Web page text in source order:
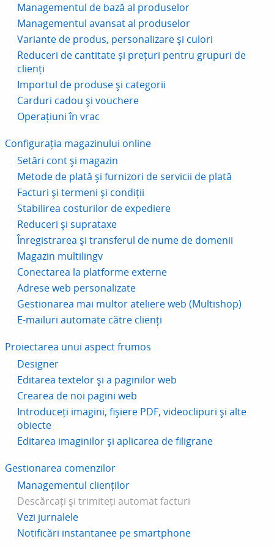
Managementul de bază al produselor
Managementul avansat al produselor
Variante de produs, personalizare și culori
Reduceri de cantitate și prețuri pentru grupuri de
clienți
Importul de produse și categorii
Carduri cadou și vouchere
Operațiuni în vrac
Configurația magazinului online
Setări cont și magazin
Metode de plată și furnizori de servicii de plată
Facturi și termeni și condiții
Stabilirea costurilor de expediere
Reduceri și suprataxe
Înregistrarea și transferul de nume de domenii
Magazin multilingv
Conectarea la platforme externe
Adrese web personalizate
Gestionarea mai multor ateliere web (Multishop)
E-mailuri automate către clienți
Proiectarea unui aspect frumos
Designer
Editarea textelor și a paginilor web
Crearea de noi pagini web
Introduceți imagini, fișiere PDF, videoclipuri și alte
obiecte
Editarea imaginilor și aplicarea de filigrane
Gestionarea comenzilor
Managementul clienților
Descărcați și trimiteți automat facturi
Vezi jurnalele
Notificări instantanee pe smartphone